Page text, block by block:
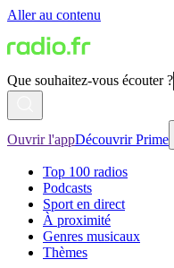
Aller au contenu
Que souhaitez-vous écouter ?
Ouvrir l'appDécouvrir Prime
Top 100 radios
Podcasts
Sport en direct
À proximité
Genres musicaux
Thèmes